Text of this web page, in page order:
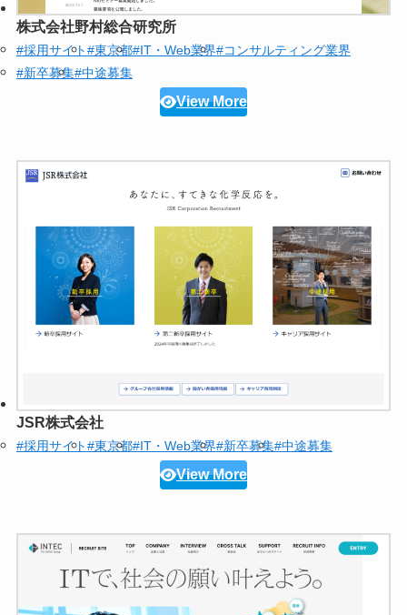
株式会社野村総合研究所
#採用サイト#東京都#IT・Web業界#コンサルティング業界
#新卒募集#中途募集
View More
JSR株式会社
#採用サイト#東京都#IT・Web業界#新卒募集#中途募集
View More